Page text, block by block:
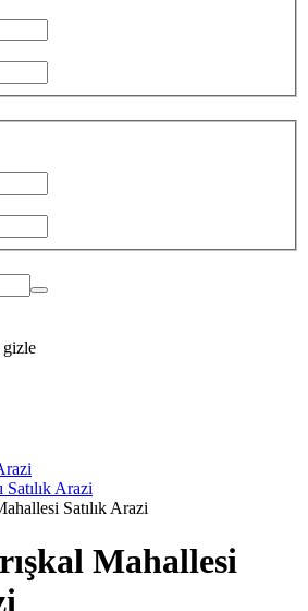
gizle
Arazi
Satılık Arazi
Mahallesi